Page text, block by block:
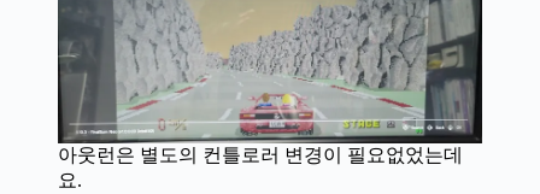
아웃런은 별도의 컨틀로러 변경이 필요없었는데
요.